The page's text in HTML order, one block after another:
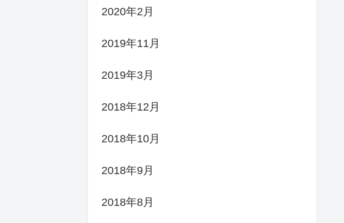
2020年2月
2019年11月
2019年3月
2018年12月
2018年10月
2018年9月
2018年8月